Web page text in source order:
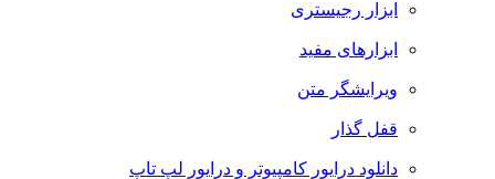
ابزار رجیستری
ابزارهای مفید
ویرایشگر متن
قفل گذار
دانلود درایور کامپیوتر و درایور لپ تاپ